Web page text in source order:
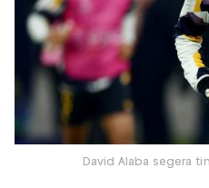
David Alaba segera